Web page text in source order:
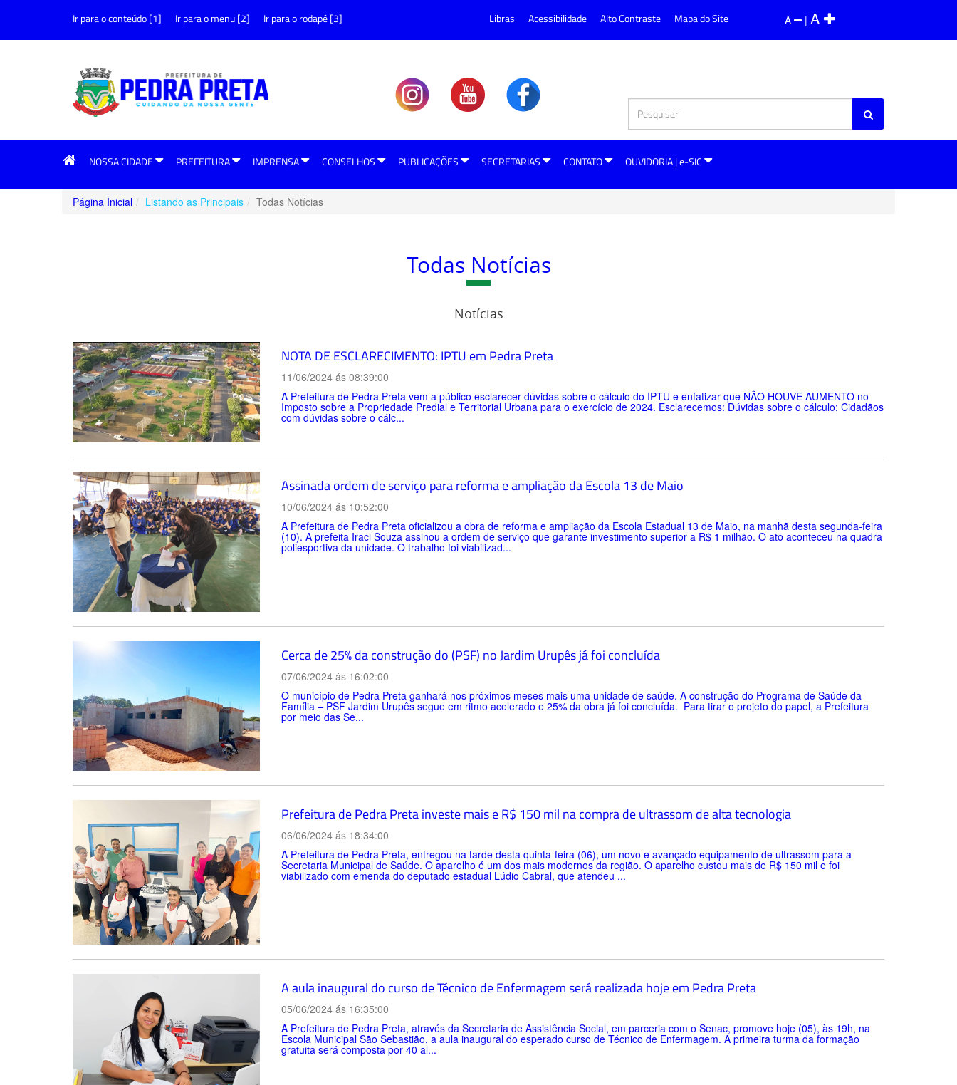
Ir para o conteúdo [1] Ir para o menu [2] Ir para o rodapé [3] A | A
Libras Acessibilidade Alto Contraste Mapa do Site
NOSSA CIDADE PREFEITURA IMPRENSA CONSELHOS PUBLICAÇÕES SECRETARIAS CONTATO OUVIDORIA | e-SIC
Página Inicial Listando as Principais Todas Notícias
Todas Notícias
Notícias
NOTA DE ESCLARECIMENTO: IPTU em Pedra Preta
11/06/2024 ás 08:39:00
A Prefeitura de Pedra Preta vem a público esclarecer dúvidas sobre o cálculo do IPTU e enfatizar que NÃO HOUVE AUMENTO no
Imposto sobre a Propriedade Predial e Territorial Urbana para o exercício de 2024. Esclarecemos: Dúvidas sobre o cálculo: Cidadãos
com dúvidas sobre o cálc...
Assinada ordem de serviço para reforma e ampliação da Escola 13 de Maio
10/06/2024 ás 10:52:00
A Prefeitura de Pedra Preta oficializou a obra de reforma e ampliação da Escola Estadual 13 de Maio, na manhã desta segunda-feira
(10). A prefeita Iraci Souza assinou a ordem de serviço que garante investimento superior a R$ 1 milhão. O ato aconteceu na quadra
poliesportiva da unidade. O trabalho foi viabilizad...
Cerca de 25% da construção do (PSF) no Jardim Urupês já foi concluída
07/06/2024 ás 16:02:00
O município de Pedra Preta ganhará nos próximos meses mais uma unidade de saúde. A construção do Programa de Saúde da
Família – PSF Jardim Urupês segue em ritmo acelerado e 25% da obra já foi concluída. Para tirar o projeto do papel, a Prefeitura
por meio das Se...
Prefeitura de Pedra Preta investe mais e R$ 150 mil na compra de ultrassom de alta tecnologia
06/06/2024 ás 18:34:00
A Prefeitura de Pedra Preta, entregou na tarde desta quinta-feira (06), um novo e avançado equipamento de ultrassom para a
Secretaria Municipal de Saúde. O aparelho é um dos mais modernos da região. O aparelho custou mais de R$ 150 mil e foi
viabilizado com emenda do deputado estadual Lúdio Cabral, que atendeu ...
A aula inaugural do curso de Técnico de Enfermagem será realizada hoje em Pedra Preta
05/06/2024 ás 16:35:00
A Prefeitura de Pedra Preta, através da Secretaria de Assistência Social, em parceria com o Senac, promove hoje (05), às 19h, na
Escola Municipal São Sebastião, a aula inaugural do esperado curso de Técnico de Enfermagem. A primeira turma da formação
gratuita será composta por 40 al...